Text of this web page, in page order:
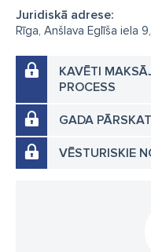
Juridiskā adrese:
Rīga, Anšlava Eglīša iela
KAVĒTI
PROCESS
GADA
VĒSTURISKIE